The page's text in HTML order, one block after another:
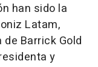
han sido la
Latam,
Barrick Gold
y